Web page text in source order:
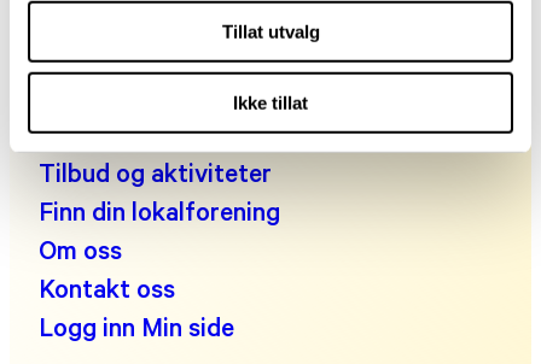
Tillat utvalg
Ikke tillat
Fakta om parkinson
Leve med parkinson
Noen å snakke med?
Tilbud og aktiviteter
Finn din lokalforening
Om oss
Kontakt oss
Logg inn Min side